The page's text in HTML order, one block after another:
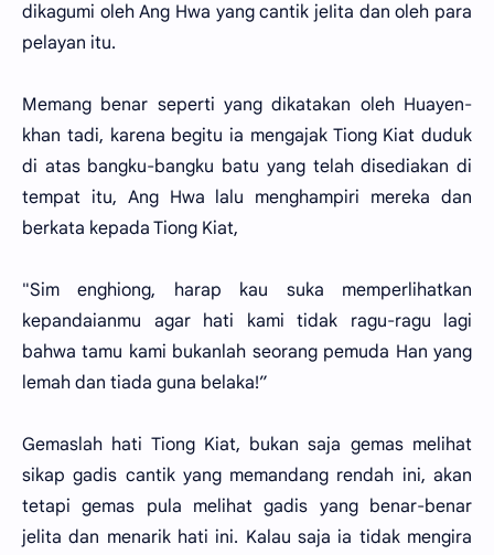
dikagumi oleh Ang Hwa yang cantik jeIita dan oleh para
pelayan itu.
Memang benar seperti yang dikatakan oleh Huayen-
khan tadi, karena begitu ia mengajak Tiong Kiat duduk
di atas bangku-bangku batu yang telah disediakan di
tempat itu, Ang Hwa lalu menghampiri mereka dan
berkata kepada Tiong Kiat,
"Sim enghiong, harap kau suka memperlihatkan
kepandaianmu agar hati kami tidak ragu-ragu lagi
bahwa tamu kami bukanlah seorang pemuda Han yang
lemah dan tiada guna belaka!”
Gemaslah hati Tiong Kiat, bukan saja gemas melihat
sikap gadis cantik yang memandang rendah ini, akan
tetapi gemas pula melihat gadis yang benar-benar
jelita dan menarik hati ini. Kalau saja ia tidak mengira